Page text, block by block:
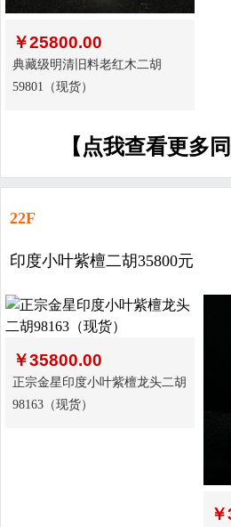
￥25800.00
典藏级明清旧料老红木二胡
59801（现货）
【点我查看更多
22F
印度小叶紫檀二胡35800元
￥35800.00
正宗金星印度小叶紫檀龙头二胡
98163（现货）
￥